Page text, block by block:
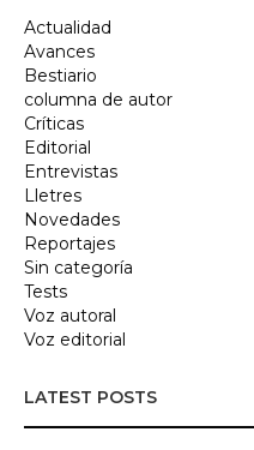
Actualidad
Avances
Bestiario
columna de autor
Críticas
Editorial
Entrevistas
Lletres
Novedades
Reportajes
Sin categoría
Tests
Voz autoral
Voz editorial
LATEST POSTS